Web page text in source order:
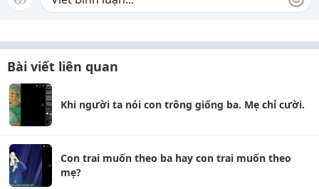
Bài viết liên quan
Khi người ta nói con trông giống ba. Mẹ chỉ cười.
Con trai muốn theo ba hay con trai muốn theo
mẹ?